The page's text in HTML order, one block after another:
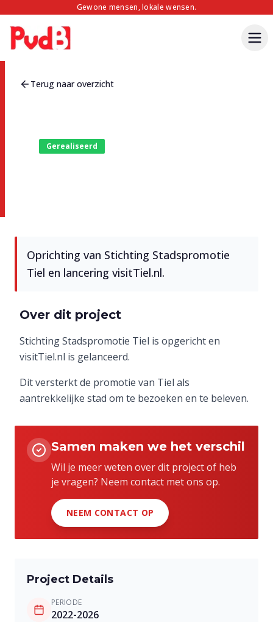
Gewone mensen, lokale wensen.
Terug naar overzicht
Gerealiseerd
Oprichting van Stichting Stadspromotie
Tiel en lancering visitTiel.nl.
Over dit project
Stichting Stadspromotie Tiel is opgericht en
visitTiel.nl is gelanceerd.
Dit versterkt de promotie van Tiel als
aantrekkelijke stad om te bezoeken en te beleven.
Samen maken we het verschil
Wil je meer weten over dit project of heb
je vragen? Neem contact met ons op.
NEEM CONTACT OP
Project Details
PERIODE
2022-2026